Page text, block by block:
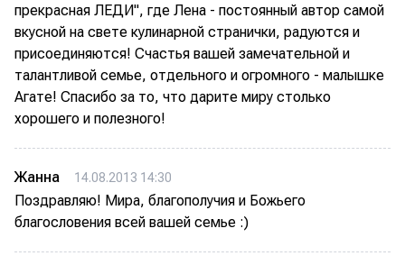
прекрасная ЛЕДИ", где Лена - постоянный автор самой
вкусной на свете кулинарной странички, радуются и
присоединяются! Счастья вашей замечательной и
талантливой семье, отдельного и огромного - малышке
Агате! Спасибо за то, что дарите миру столько
хорошего и полезного!
Жанна 14.08.2013 14:30
Поздравляю! Мира, благополучия и Божьего
благословения всей вашей семье :)